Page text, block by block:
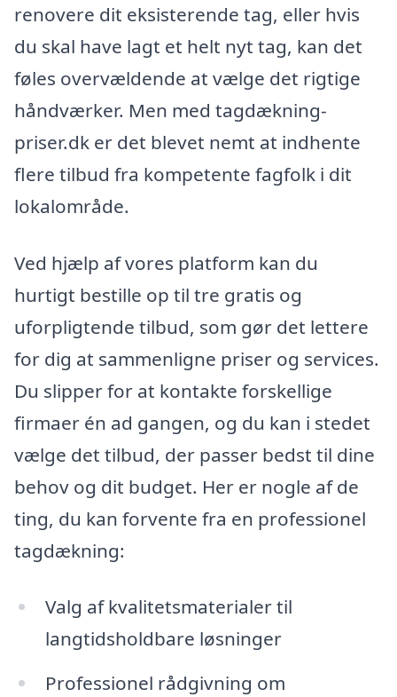
renovere dit eksisterende tag, eller hvis
du skal have lagt et helt nyt tag, kan det
føles overvældende at vælge det rigtige
håndværker. Men med tagdækning-
priser.dk er det blevet nemt at indhente
flere tilbud fra kompetente fagfolk i dit
lokalområde.
Ved hjælp af vores platform kan du
hurtigt bestille op til tre gratis og
uforpligtende tilbud, som gør det lettere
for dig at sammenligne priser og services.
Du slipper for at kontakte forskellige
firmaer én ad gangen, og du kan i stedet
vælge det tilbud, der passer bedst til dine
behov og dit budget. Her er nogle af de
ting, du kan forvente fra en professionel
tagdækning:
Valg af kvalitetsmaterialer til
langtidsholdbare løsninger
Professionel rådgivning om